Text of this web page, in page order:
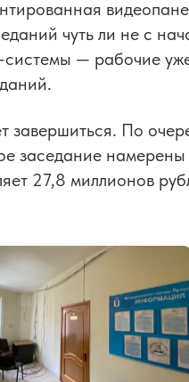
чуть ли не с
— рабочие
завершиться. По
заседание
27,8 миллионов